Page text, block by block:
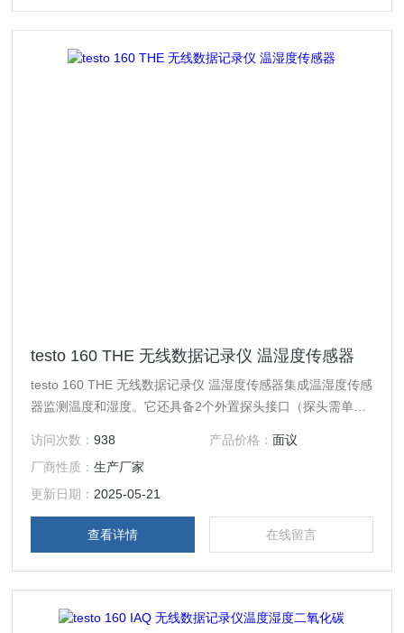
testo 160 THE 无线数据记录仪 温湿度传感器
testo 160 THE 无线数据记录仪 温湿度传感器集成温湿度传感
器监测温度和湿度。它还具备2个外置探头接口（探头需单独
访问次数：938 产品价格： 面议
厂商性质：生产厂家
更新日期： 2025-05-21
查看详情 在线留言